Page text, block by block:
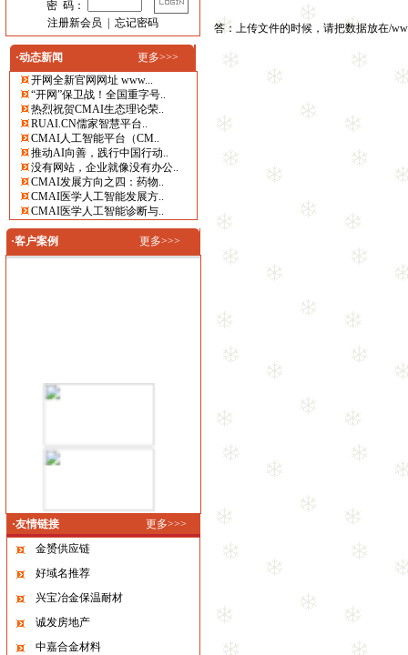
密 码：
注册新会员
忘记密码
·动态新闻
更多>>>
开网全新官网网址 www...
“开网”保卫战！全国重字号..
热烈祝贺CMAI生态理论荣..
RUAI.CN儒家智慧平台..
CMAI人工智能平台（CM..
推动AI向善，践行中国行动..
没有网站，企业就像没有办公..
CMAI发展方向之四：药物..
CMAI医学人工智能发展方..
CMAI医学人工智能诊断与..
·客户案例 更多>>>
·友情链接
更多>>>
金赟供应链
好域名推荐
兴宝冶金保温耐材
诚发房地产
中嘉合金材料
答：上传文件的时候，请把数据放在/